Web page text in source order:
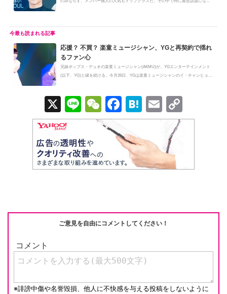
応援？ 不買？ 楽童ミュージシャン、YGと再契約で揺れ
るファン心
兄妹ポップス・デュオの楽童ミュージシャン(AKMU)が、YGエンターテインメント
(以下、YG)と縁を続ける。今月26日、YGは楽童ミュージシャンのイ・チャンヒョ
X
Li
n
e
W
e
C
at
F
a
c
e
b
k
H
at
e
n
a
E
m
ail
o
Li
ご意見を自由にコメントしてください！